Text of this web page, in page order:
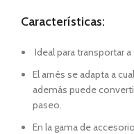
Características:
Ideal para transportar
El arnés se adapta a
además puede
paseo.
En la gama de